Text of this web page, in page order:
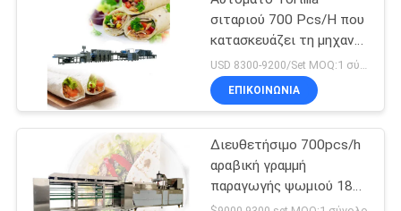
Γραμμή παραγωγής
χυμού φρούτων
72
σιταριού 700 Pcs/H που
κατασκευάζει τη μηχανή
με τον ελεγκτή PLC
ΕΠΙΚΟΙΝΩΝΊΑ
Διευθετήσιμο 700pcs/h
αραβική γραμμή
παραγωγής ψωμιού 18
ίντσας